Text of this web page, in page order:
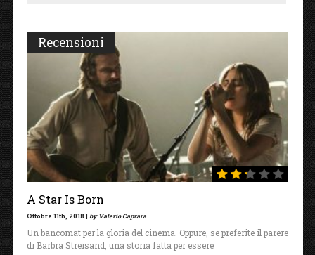
Recensioni
A Star Is Born
Ottobre 11th, 2018 | by Valerio Caprara
Un bancomat per la gloria del cinema. Oppure, se preferite il parere
di Barbra Streisand, una storia fatta per essere